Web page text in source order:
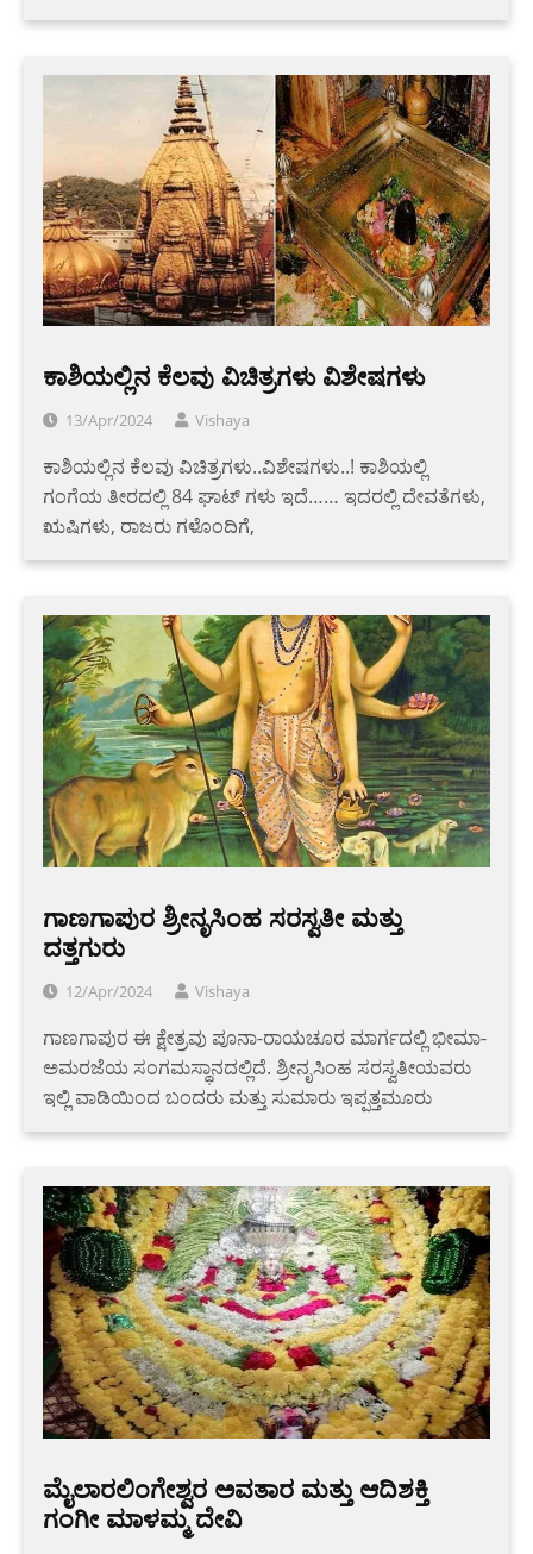
ಕಾಶಿಯಲ್ಲಿನ ಕೆಲವು ವಿಚಿತ್ರಗಳು ವಿಶೇಷಗಳು
13/Apr/2024 Vishaya
ಕಾಶಿಯಲ್ಲಿನ ಕೆಲವು ವಿಚಿತ್ರಗಳು..ವಿಶೇಷಗಳು..! ಕಾಶಿಯಲ್ಲಿ
ಗಂಗೆಯ ತೀರದಲ್ಲಿ 84 ಘಾಟ್ ಗಳು ಇದೆ…… ಇದರಲ್ಲಿ ದೇವತೆಗಳು,
ಋಷಿಗಳು, ರಾಜರು ಗಳೊಂದಿಗೆ,
ಗಾಣಗಾಪುರ ಶ್ರೀನೃಸಿಂಹ ಸರಸ್ವತೀ ಮತ್ತು
ದತ್ತಗುರು
12/Apr/2024 Vishaya
ಗಾಣಗಾಪುರ ಈ ಕ್ಷೇತ್ರವು ಪೂನಾ-ರಾಯಚೂರ ಮಾರ್ಗದಲ್ಲಿ ಭೀಮಾ-
ಅಮರಜೆಯ ಸಂಗಮಸ್ಥಾನದಲ್ಲಿದೆ. ಶ್ರೀನೃಸಿಂಹ ಸರಸ್ವತೀಯವರು
ಇಲ್ಲಿ ವಾಡಿಯಿಂದ ಬಂದರು ಮತ್ತು ಸುಮಾರು ಇಪ್ಪತ್ತಮೂರು
ಮೈಲಾರಲಿಂಗೇಶ್ವರ ಅವತಾರ ಮತ್ತು ಆದಿಶಕ್ತಿ
ಗಂಗೀ ಮಾಳಮ್ಮ ದೇವಿ